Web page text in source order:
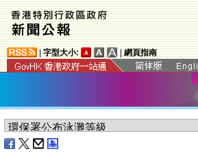
字型大小: 網頁指南